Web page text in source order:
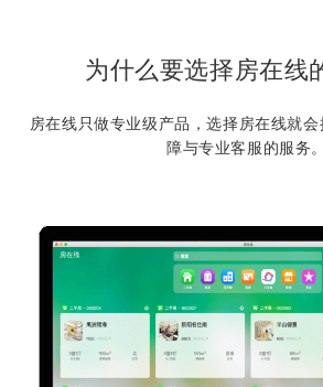
为什么要选择房在线
房在线只做专业级产品，选择房在线就
障与专业客服的服务。